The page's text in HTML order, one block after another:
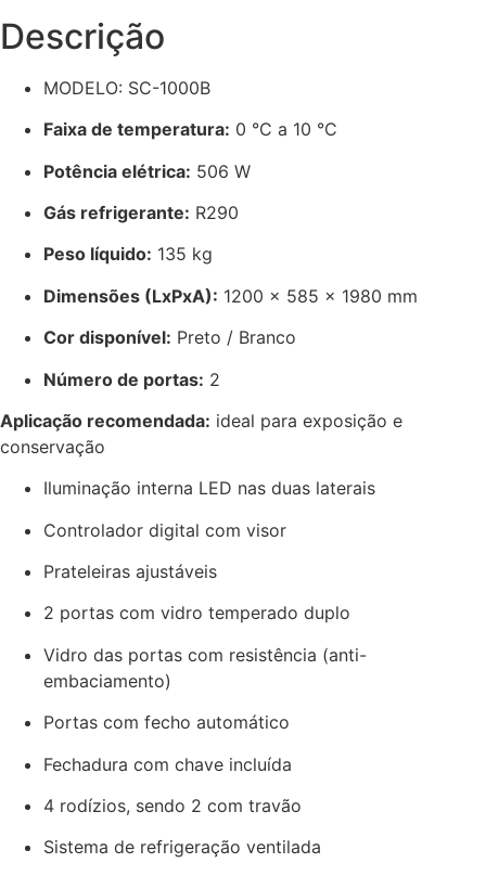
Descrição
MODELO: SC-1000B
Faixa de temperatura: 0 °C a 10 °C
Potência elétrica: 506 W
Gás refrigerante: R290
Peso líquido: 135 kg
Dimensões (LxPxA): 1200 × 585 × 1980 mm
Cor disponível: Preto / Branco
Número de portas: 2
Aplicação recomendada: ideal para exposição e
conservação
Iluminação interna LED nas duas laterais
Controlador digital com visor
Prateleiras ajustáveis
2 portas com vidro temperado duplo
Vidro das portas com resistência (anti-
embaciamento)
Portas com fecho automático
Fechadura com chave incluída
4 rodízios, sendo 2 com travão
Sistema de refrigeração ventilada